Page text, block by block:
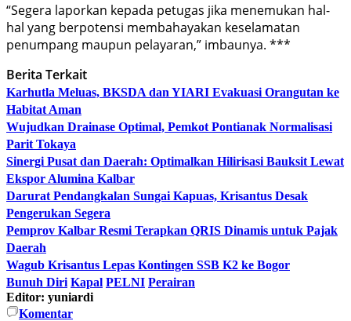
“Segera laporkan kepada petugas jika menemukan hal-
hal yang berpotensi membahayakan keselamatan
penumpang maupun pelayaran,” imbaunya. ***
Berita Terkait
Karhutla Meluas, BKSDA dan YIARI Evakuasi Orangutan ke
Habitat Aman
Wujudkan Drainase Optimal, Pemkot Pontianak Normalisasi
Parit Tokaya
Sinergi Pusat dan Daerah: Optimalkan Hilirisasi Bauksit Lewat
Ekspor Alumina Kalbar
Darurat Pendangkalan Sungai Kapuas, Krisantus Desak
Pengerukan Segera
Pemprov Kalbar Resmi Terapkan QRIS Dinamis untuk Pajak
Daerah
Wagub Krisantus Lepas Kontingen SSB K2 ke Bogor
Bunuh Diri Kapal PELNI Perairan
Editor: yuniardi
Komentar